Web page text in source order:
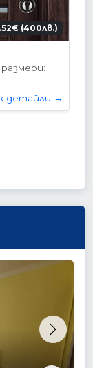
(400лв.)
детайли →
Next